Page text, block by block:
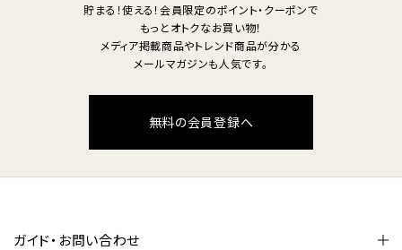
貯まる！使える！会員限定のポイント・クーポンで
もっとオトクなお買い物！
メディア掲載商品やトレンド商品が分かる
メールマガジンも人気です。
無料の会員登録へ
ガイド・お問い合わせ